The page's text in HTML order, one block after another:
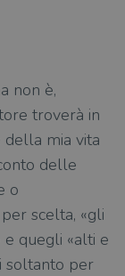
non è,
troverà in
mia vita
delle
o
scelta, «gli
e quegli «alti e
soltanto per